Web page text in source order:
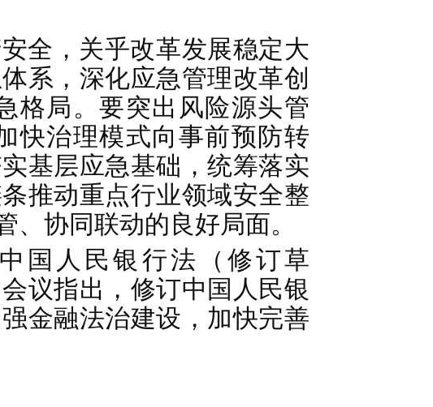
全，关乎改革发展稳定大
系，深化应急管理改革创
格局。要突出风险源头管
快治理模式向事前预防转
基层应急基础，统筹落实
推动重点行业领域安全整
协同联动的良好局面。
国人民银行法（修订草
议指出，修订中国人民银
金融法治建设，加快完善